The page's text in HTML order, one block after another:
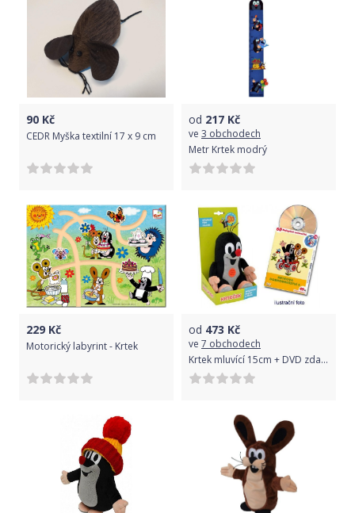
90 Kč
CEDR Myška textilní 17 x 9 cm
od 217 Kč
ve 3 obchodech
Metr Krtek modrý
229 Kč
Motorický labyrint - Krtek
od 473 Kč
ve 7 obchodech
Krtek mluvící 15cm + DVD zdarma